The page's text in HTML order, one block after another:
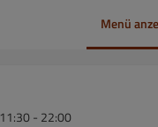
Menü
11:30 - 22:00